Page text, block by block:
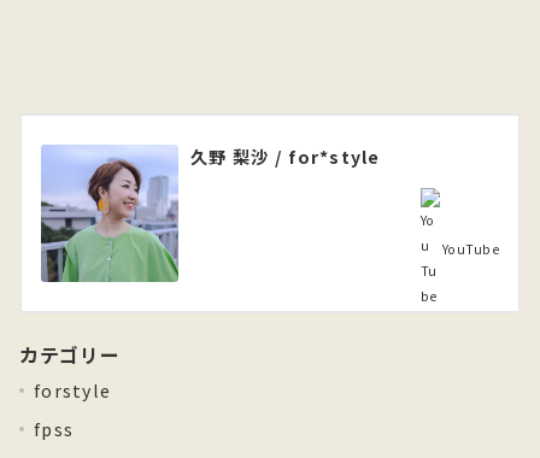
久野 梨沙 / for*style
YouTube
カテゴリー
forstyle
fpss